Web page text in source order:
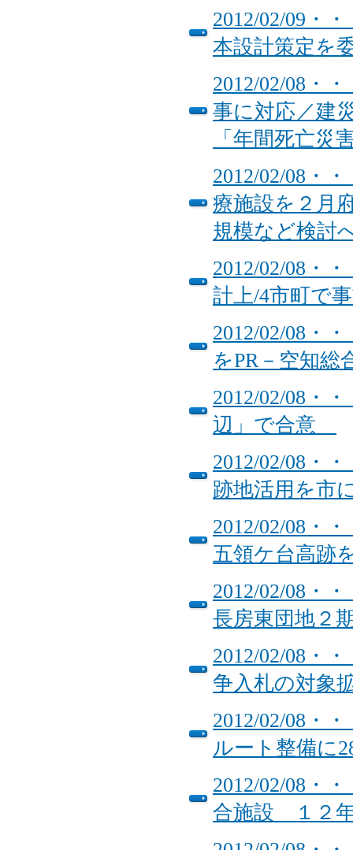
2012/02/09・
本設計策定を
2012/02/08・
事に対応／建
「年間死亡災
2012/02/08・
療施設を２月
規模など検討
2012/02/08・
計上/4市町で
2012/02/08・
をPR－空知
2012/02/08・
辺」で合意
2012/02/08・
跡地活用を
2012/02/08・
五領ケ台高跡
2012/02/08・
長房東団地２
2012/02/08・
争入札の対象
2012/02/08・
ルート整備に
2012/02/08・
合施設 １２